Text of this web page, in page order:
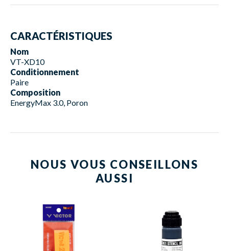
CARACTÉRISTIQUES
Nom
VT-XD10
Conditionnement
Paire
Composition
EnergyMax 3.0, Poron
NOUS VOUS CONSEILLONS
AUSSI